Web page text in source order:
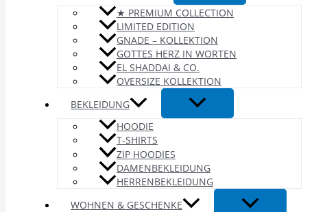
★ PREMIUM COLLECTION
LIMITED EDITION
GNADE – KOLLEKTION
GOTTES HERZ IN WORTEN
EL SHADDAI & CO.
OVERSIZE KOLLEKTION
BEKLEIDUNG
HOODIE
T-SHIRTS
ZIP HOODIES
DAMENBEKLEIDUNG
HERRENBEKLEIDUNG
WOHNEN & GESCHENKE